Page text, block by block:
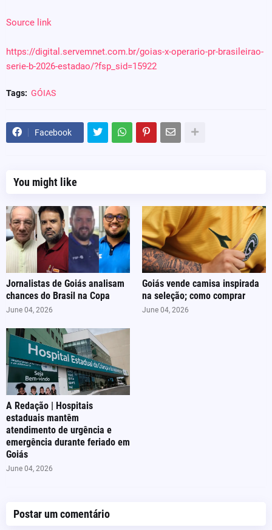
Source link
https://digital.servemnet.com.br/goias-x-operario-pr-brasileirao-
serie-b-2026-estadao/?fsp_sid=15922
Tags: GÓIAS
Facebook
You might like
Jornalistas de Goiás analisam
chances do Brasil na Copa
June 04, 2026
Goiás vende camisa inspirada
na seleção; como comprar
June 04, 2026
A Redação | Hospitais
estaduais mantêm
atendimento de urgência e
emergência durante feriado em
Goiás
June 04, 2026
Postar um comentário